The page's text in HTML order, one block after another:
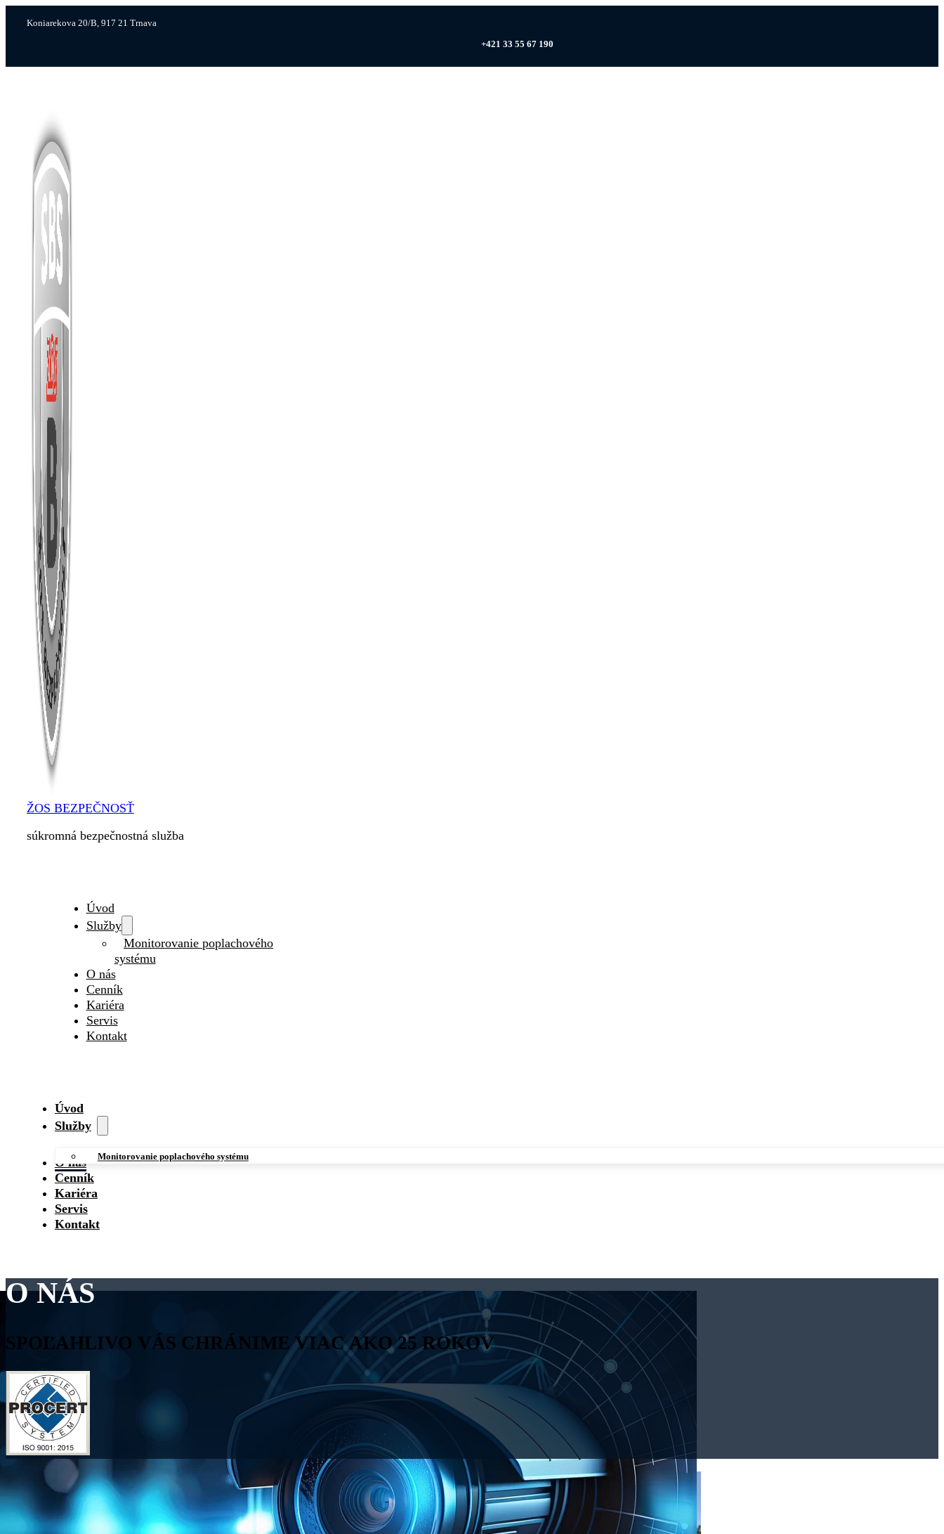
Koniarekova 20/B, 917 21 Trnava
+421 33 55 67 190
ŽOS BEZPEČNOSŤ
súkromná bezpečnostná služba
Úvod
Služby
Monitorovanie poplachového
systému
O nás
Cenník
Kariéra
Servis
Kontakt
Úvod
Služby
Monitorovanie poplachového systému
O nás
Cenník
Kariéra
Servis
Kontakt
O NÁS
SPOĽAHLIVO VÁS CHRÁNIME VIAC AKO 25 ROKOV
Naša súkromná bezpečnostná služba ŽOS Bezpečnosť, spol. s r.o.bola
založená spoločenskou zmluvou zo dňa 16.5.2000 podľa slovenského
práva, zaregistrovaná v Obchodnom registri Okresného súdu v Trnave bola
9. júna 2000.